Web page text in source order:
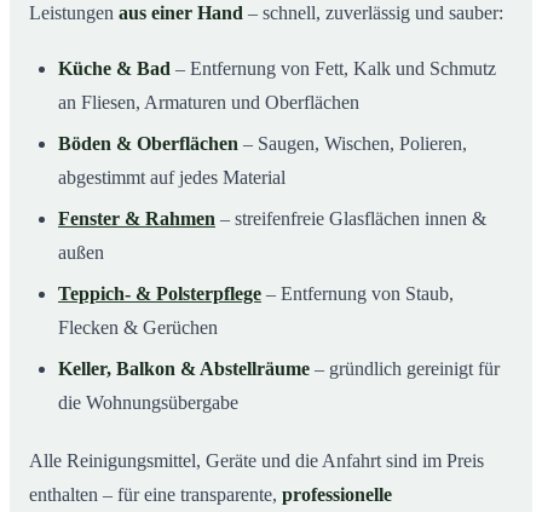
Leistungen aus einer Hand – schnell, zuverlässig und sauber:
Küche & Bad – Entfernung von Fett, Kalk und Schmutz
an Fliesen, Armaturen und Oberflächen
Böden & Oberflächen – Saugen, Wischen, Polieren,
abgestimmt auf jedes Material
Fenster & Rahmen – streifenfreie Glasflächen innen &
außen
Teppich- & Polsterpflege – Entfernung von Staub,
Flecken & Gerüchen
Keller, Balkon & Abstellräume – gründlich gereinigt für
die Wohnungsübergabe
Alle Reinigungsmittel, Geräte und die Anfahrt sind im Preis
enthalten – für eine transparente, professionelle